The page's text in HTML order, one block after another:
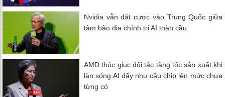
Nvidia vẫn đặt cược vào Trung Quốc giữa
tâm bão địa chính trị AI toàn cầu
AMD thúc giục đối tác tăng tốc sản xuất khi
làn sóng AI đẩy nhu cầu chip lên mức chưa
từng có